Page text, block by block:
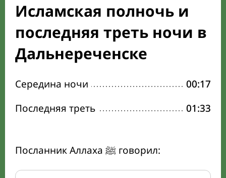
Исламская полночь и
последняя треть ночи в
Дальнереченске
Середина ночи
00:17
Последняя треть
01:33
Посланник Аллаха ﷺ говорил: